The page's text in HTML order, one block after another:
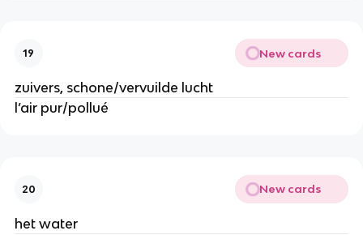
19 New cards
zuivers, schone/vervuilde lucht
l’air pur/pollué
20 New cards
het water